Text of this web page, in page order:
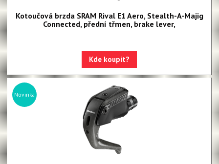
Kotoučová brzda SRAM Rival E1 Aero, Stealth-A-Majig
Connected, přední třmen, brake lever,
Kde koupit?
Novinka